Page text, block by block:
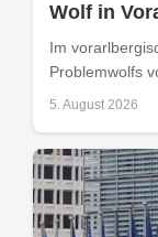
Wolf in
Im
Problemwolfs
5. August 2026